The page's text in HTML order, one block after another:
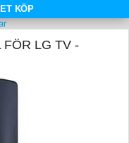
KÖP
FÖR LG TV -